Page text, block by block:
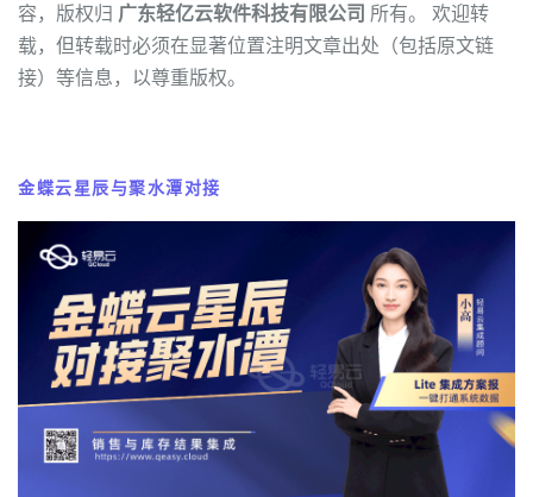
容，版权归 广东轻亿云软件科技有限公司 所有。 欢迎转
载，但转载时必须在显著位置注明文章出处（包括原文链
接）等信息，以尊重版权。
金蝶云星辰与聚水潭对接